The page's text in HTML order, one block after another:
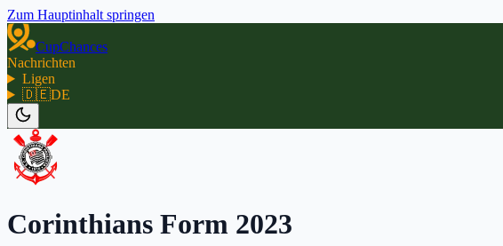
Zum Hauptinhalt springen
CupChances
Nachrichten
Ligen
🇩🇪DE
Corinthians Form 2023